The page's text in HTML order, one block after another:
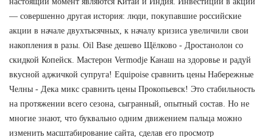
— совершенно другая история: люди, покупавшие российские
акции в начале двухтысячных, к началу кризиса увеличили свои
накопления в разы. Oil Base дешево Щёлково - Дростанолон со
скидкой Копейск. Мастерон Vermodje Канаш на здоровье и радуй
вкусной аджичкой супруга! Equipoise сравнить цены Набережные
Челны - Дека микс сравнить цены Прокопьевск! Это стабильность
на протяжении всего сезона, сыгранный, опытный состав. Но не
многие знают, что буквально одним движением пальца можно
изменить масштабирование сайта, сделав его просмотр